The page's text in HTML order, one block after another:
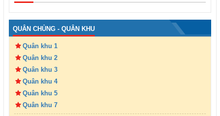
QUÂN CHỦNG - QUÂN KHU
Quân khu 1
Quân khu 2
Quân khu 3
Quân khu 4
Quân khu 5
Quân khu 7